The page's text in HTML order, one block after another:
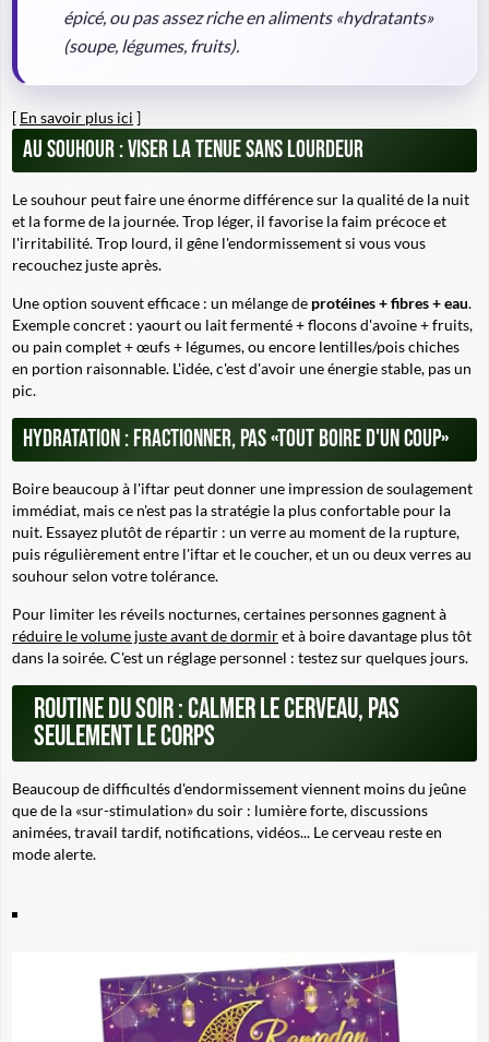
épicé, ou pas assez riche en aliments «hydratants»
(soupe, légumes, fruits).
[ En savoir plus ici ]
Au souhour : viser la tenue sans lourdeur
Le souhour peut faire une énorme différence sur la qualité de la nuit
et la forme de la journée. Trop léger, il favorise la faim précoce et
l'irritabilité. Trop lourd, il gêne l'endormissement si vous vous
recouchez juste après.
Une option souvent efficace : un mélange de protéines + fibres + eau.
Exemple concret : yaourt ou lait fermenté + flocons d'avoine + fruits,
ou pain complet + œufs + légumes, ou encore lentilles/pois chiches
en portion raisonnable. L'idée, c'est d'avoir une énergie stable, pas un
pic.
Hydratation : fractionner, pas «tout boire d'un coup»
Boire beaucoup à l'iftar peut donner une impression de soulagement
immédiat, mais ce n'est pas la stratégie la plus confortable pour la
nuit. Essayez plutôt de répartir : un verre au moment de la rupture,
puis régulièrement entre l'iftar et le coucher, et un ou deux verres au
souhour selon votre tolérance.
Pour limiter les réveils nocturnes, certaines personnes gagnent à
réduire le volume juste avant de dormiret à boire davantage plus tôt
dans la soirée. C'est un réglage personnel : testez sur quelques jours.
Routine du soir : calmer le cerveau, pas
seulement le corps
Beaucoup de difficultés d'endormissement viennent moins du jeûne
que de la «sur-stimulation» du soir : lumière forte, discussions
animées, travail tardif, notifications, vidéos... Le cerveau reste en
mode alerte.